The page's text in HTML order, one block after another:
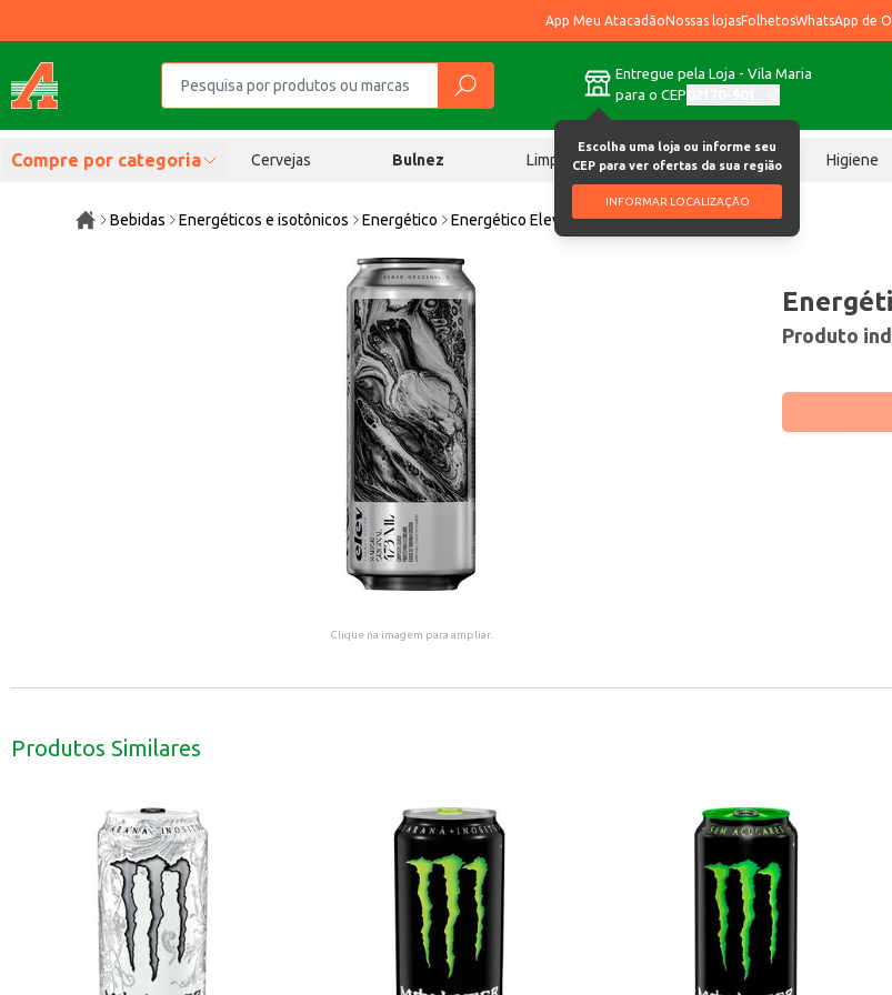
App Meu AtacadãoNossas lojasFolhetosWhatsApp de
Entregue pela Loja - Vila Maria
para o CEP
Escolha uma loja ou informe seu
CEP para ver ofertas da sua região
INFORMAR LOCALIZAÇÃO
Compre por categoria Cervejas Bulnez Limpeza Chocolates Higiene
Bebidas Energéticos e isotônicos Energético Energético Elev Original 473ml
Clique na imagem para ampliar.
Produto
Produtos Similares